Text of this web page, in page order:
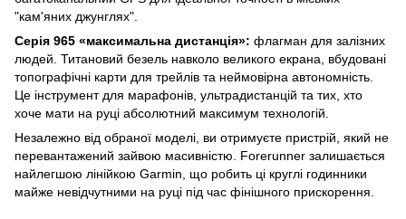
"кам'яних джунглях".
Серія 965 «максимальна дистанція»: флагман для залізних
людей. Титановий безель навколо великого екрана, вбудовані
топографічні карти для трейлів та неймовірна автономність.
Це інструмент для марафонів, ультрадистанцій та тих, хто
хоче мати на руці абсолютний максимум технологій.
Незалежно від обраної моделі, ви отримуєте пристрій, який не
перевантажений зайвою масивністю. Forerunner залишається
найлегшою лінійкою Garmin, що робить ці круглі годинники
майже невідчутними на руці під час фінішного прискорення.